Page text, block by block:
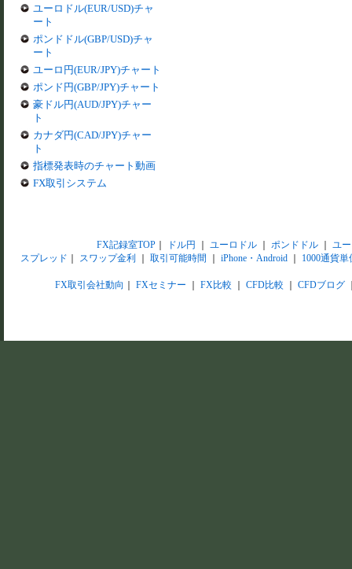
ユーロドル(EUR/USD)チャ
ート
ポンドドル(GBP/USD)チャ
ート
ユーロ円(EUR/JPY)チャート
ポンド円(GBP/JPY)チャート
豪ドル円(AUD/JPY)チャー
ト
カナダ円(CAD/JPY)チャー
ト
指標発表時のチャート動画
FX取引システム
FX記録室TOP｜ ドル円 ユーロドル｜ ポンドドル｜ ユ
スプレッド
スワップ金利 取引可能時間 iPhone・Android 1000通貨単
FX取引会社動向 FXセミナー FX比較 CFD比較 CFDブログ